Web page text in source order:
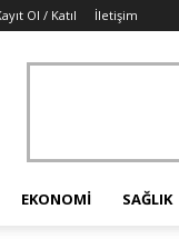
Ol / Katıl İletişim
EKONOMI SAĞLIK